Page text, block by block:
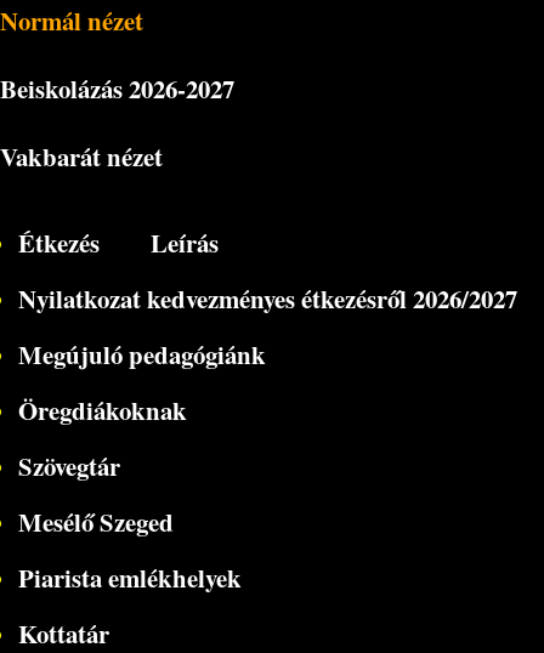
Normál nézet
Beiskolázás2026-2027
Vakbarát nézet
Étkezés
Leírás
Nyilatkozat kedvezményes étkezésről 2026/2027
Megújuló pedagógiánk
Öregdiákoknak
Szövegtár
Mesélő Szeged
Piarista emlékhelyek
Kottatár